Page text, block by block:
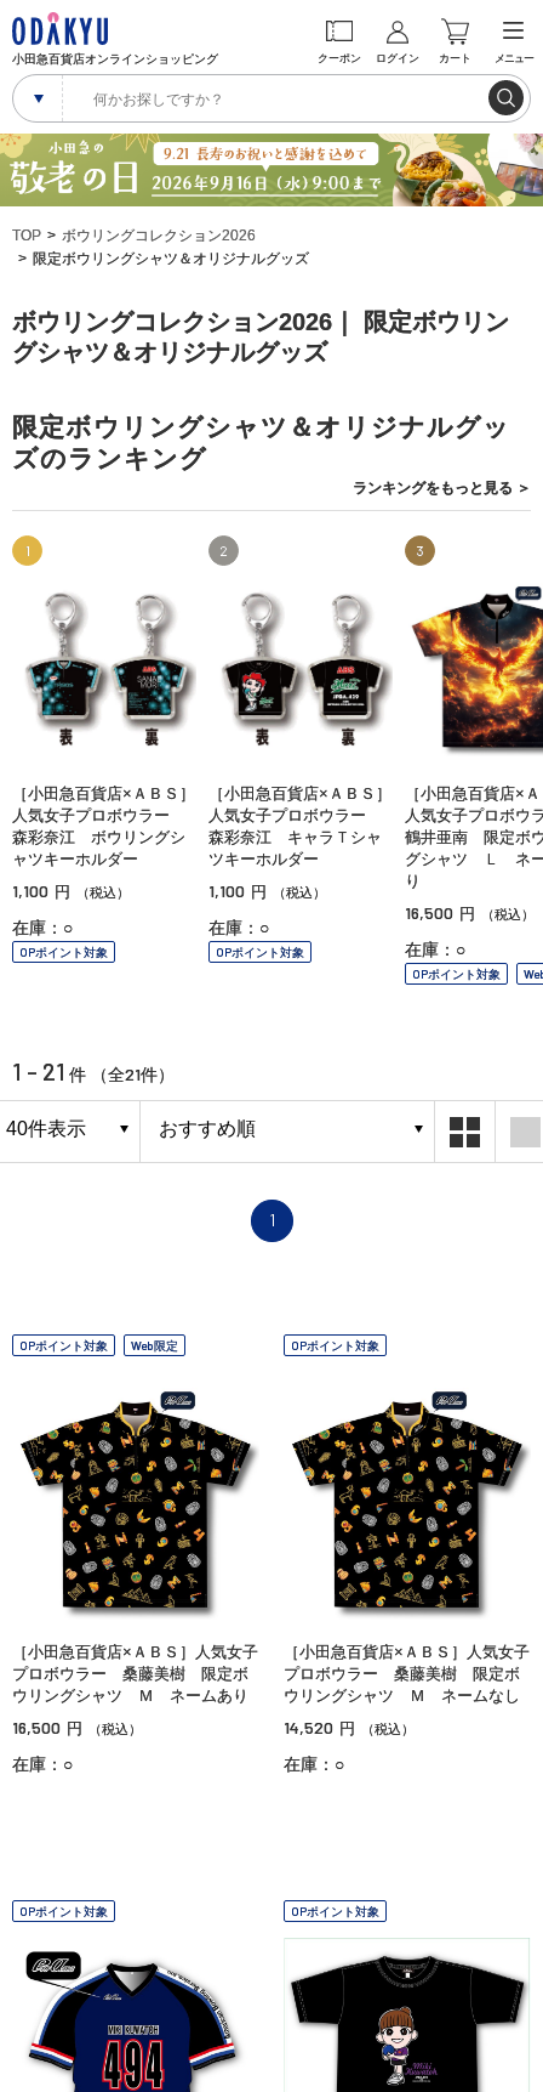
小田急百貨店オンラインショッピング クーポン ログイン カート メニュー
TOP
ボウリングコレクション2026
限定ボウリングシャツ＆オリジナルグッズ
ボウリングコレクション2026｜ 限定ボウリン
グシャツ＆オリジナルグッズ
限定ボウリングシャツ＆オリジナルグッ
ズのランキング
ランキングをもっと見る ＞
1
［小田急百貨店×ＡＢＳ］
人気女子プロボウラー
森彩奈江 ボウリングシ
ャツキーホルダー
1,100 円 （税込）
在庫：○
OPポイント対象
2
［小田急百貨店×ＡＢＳ］
人気女子プロボウラー
森彩奈江 キャラＴシャ
ツキーホルダー
1,100 円 （税込）
在庫：○
OPポイント対象
3
［小田急百貨店×
人気女子プロボ
鶴井亜南 限定ボ
グシャツ Ｌ ネ
り
16,500 円 （税込）
在庫：○
OPポイント対象
1 - 21 件 （全21件）
1
OPポイント対象 Web限定
［小田急百貨店×ＡＢＳ］人気女子
プロボウラー 桑藤美樹 限定ボ
ウリングシャツ Ｍ ネームあり
16,500 円 （税込）
在庫：○
OPポイント対象
［小田急百貨店×ＡＢＳ］人気女子
プロボウラー 桑藤美樹 限定ボ
ウリングシャツ Ｍ ネームなし
14,520 円 （税込）
在庫：○
OPポイント対象 OPポイント対象